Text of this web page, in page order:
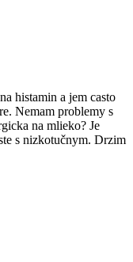
histamin a jem casto
Nemam problemy s
na mlieko? Je
s nizkotučnym. Drzim